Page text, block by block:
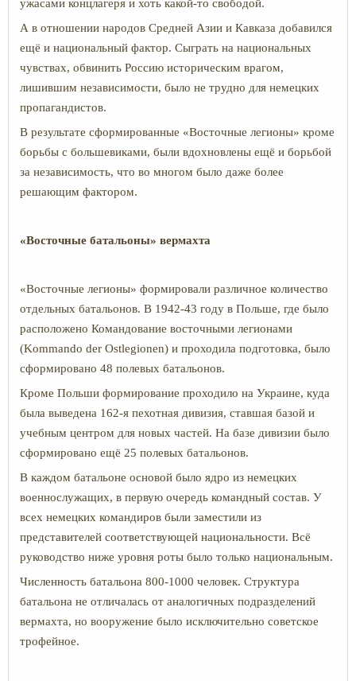
ужасами концлагеря и хоть какой-то свободой.
А в отношении народов Средней Азии и Кавказа добавился
ещё и национальный фактор. Сыграть на национальных
чувствах, обвинить Россию историческим врагом,
лишившим независимости, было не трудно для немецких
пропагандистов.
В результате сформированные «Восточные легионы» кроме
борьбы с большевиками, были вдохновлены ещё и борьбой
за независимость, что во многом было даже более
решающим фактором.
«Восточные батальоны» вермахта
«Восточные легионы» формировали различное количество
отдельных батальонов. В 1942-43 году в Польше, где было
расположено Командование восточными легионами
(Kommando der Ostlegionen) и проходила подготовка, было
сформировано 48 полевых батальонов.
Кроме Польши формирование проходило на Украине, куда
была выведена 162-я пехотная дивизия, ставшая базой и
учебным центром для новых частей. На базе дивизии было
сформировано ещё 25 полевых батальонов.
В каждом батальоне основой было ядро из немецких
военнослужащих, в первую очередь командный состав. У
всех немецких командиров были заместили из
представителей соответствующей национальности. Всё
руководство ниже уровня роты было только национальным.
Численность батальона 800-1000 человек. Структура
батальона не отличалась от аналогичных подразделений
вермахта, но вооружение было исключительно советское
трофейное.